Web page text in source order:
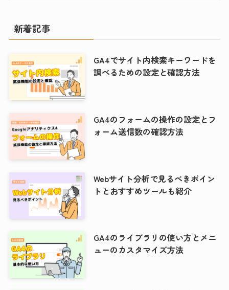
新着記事
GA4でサイト内検索キーワードを
調べるための設定と確認方法
GA4のフォームの操作の設定とフ
ォーム送信数の確認方法
Webサイト分析で見るべきポイン
トとおすすめツールも紹介
GA4のライブラリの使い方とメニ
ューのカスタマイズ方法